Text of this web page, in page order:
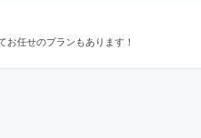
任せのプランもあります！